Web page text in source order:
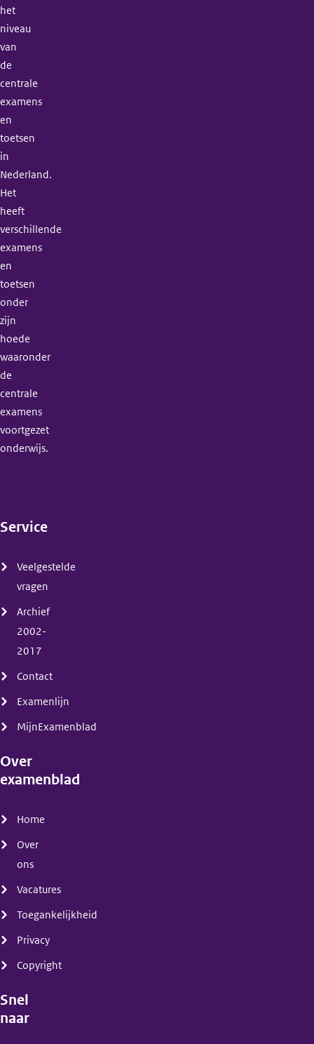
het
niveau
van
de
centrale
examens
en
toetsen
in
Nederland.
Het
heeft
verschillende
examens
en
toetsen
onder
zijn
hoede
waaronder
de
centrale
examens
voortgezet
onderwijs.
Service
Veelgestelde
vragen
Archief
2002-
2017
Contact
Examenlijn
MijnExamenblad
Over
examenblad
Home
Over
ons
Vacatures
Toegankelijkheid
Privacy
Copyright
Snel
naar